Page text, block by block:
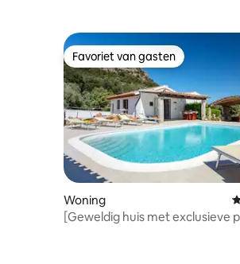
Favoriet van gasten
Favoriet van gasten
Woning
[Geweldig huis met exclusieve